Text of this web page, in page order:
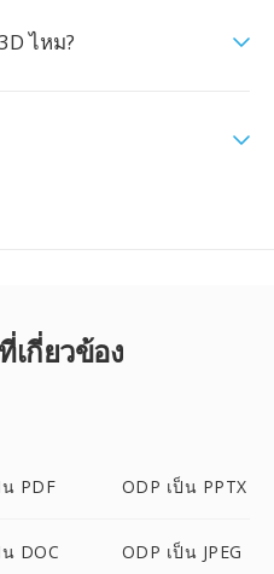
ไหม?
เกี่ยวข้อง
PDF ODP เป็น PPTX
DOC ODP เป็น JPEG